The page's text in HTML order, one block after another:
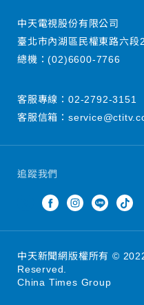
追蹤我們
中天電視股份有限公司
臺北市內湖區民權東路六段
總機：(02)6600-7766
客服專線： 02-2792-3151
客服信箱：
中天新聞網版權所有 ©
Reserved.
China Times Group